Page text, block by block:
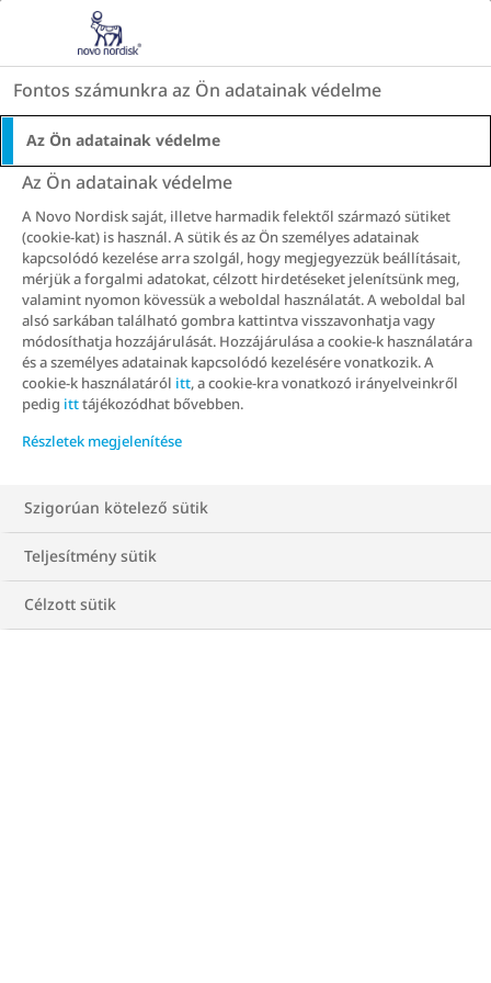
Go to the page content
Keresés
Fontos számunkra az Ön adatainak védelme
Az Ön adatainak védelme
Az Ön adatainak védelme
A Novo Nordisk saját, illetve harmadik felektől származó sütiket
(cookie-kat) is használ. A sütik és az Ön személyes adatainak
kapcsolódó kezelése arra szolgál, hogy megjegyezzük beállításait,
mérjük a forgalmi adatokat, célzott hirdetéseket jelenítsünk meg,
valamint nyomon kövessük a weboldal használatát. A weboldal bal
alsó sarkában található gombra kattintva visszavonhatja vagy
módosíthatja hozzájárulását. Hozzájárulása a cookie-k használatára
és a személyes adatainak kapcsolódó kezelésére vonatkozik. A
cookie-k használatáról itt, a cookie-kra vonatkozó irányelveinkről
pedig itttájékozódhat bővebben.
Részletek megjelenítése
Szigorúan kötelező sütik
Teljesítmény sütik
Célzott sütik